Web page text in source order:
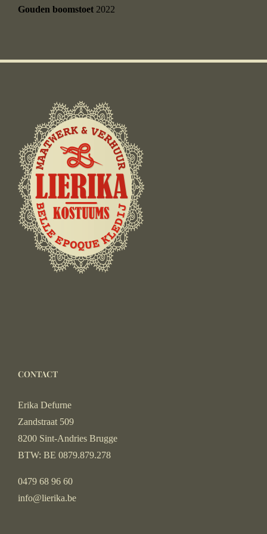
Gouden boomstoet 2022
CONTACT
Erika Defurne
Zandstraat 509
8200 Sint-Andries Brugge
BTW: BE 0879.879.278
0479 68 96 60
info@lierika.be